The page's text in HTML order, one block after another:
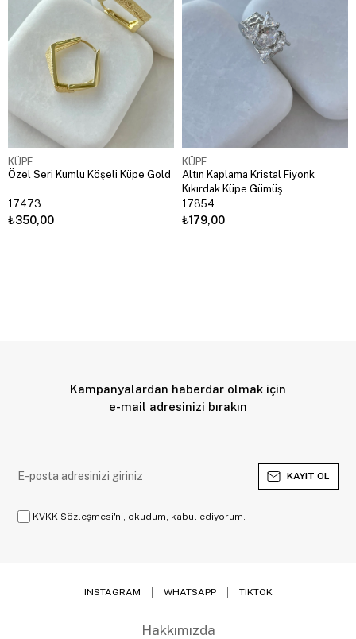
KÜPE
Özel Seri Kumlu Köşeli Küpe Gold
17473
₺350,00
KÜPE
Altın Kaplama Kristal Fiyonk
Kıkırdak Küpe Gümüş
17854
₺179,00
Kampanyalardan haberdar olmak için
e-mail adresinizi bırakın
KAYIT OL
KVKK Sözleşmesi'ni, okudum, kabul ediyorum.
INSTAGRAM WHATSAPP TIKTOK
Hakkımızda